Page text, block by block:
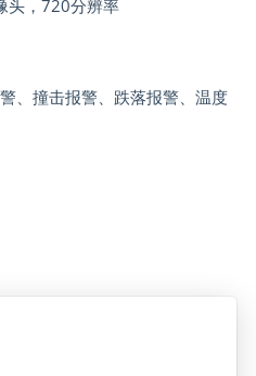
摄像头，720分辨率
、撞击报警、跌落报警、温度
C 1米